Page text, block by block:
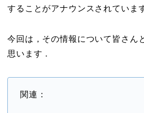
することがアナウンスされていま
今回は，その情報について皆さん
思います．
関連：